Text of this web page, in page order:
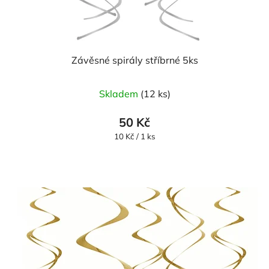
Závěsné spirály stříbrné 5ks
Skladem (12 ks)
50 Kč
Měrná
10 Kč / 1 ks